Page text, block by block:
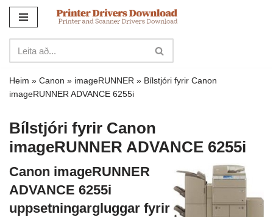
yfir
í
innihald
Heim » Canon » imageRUNNER » Bílstjóri fyrir Canon
imageRUNNER ADVANCE 6255i
Bílstjóri fyrir Canon
imageRUNNER ADVANCE 6255i
Canon imageRUNNER
ADVANCE 6255i
uppsetningargluggar fyrir